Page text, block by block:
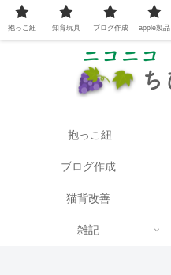
抱っこ紐
ブログ作成
猫背改善
雑記
抱っこ紐 知育玩具 ブログ作成 apple製品